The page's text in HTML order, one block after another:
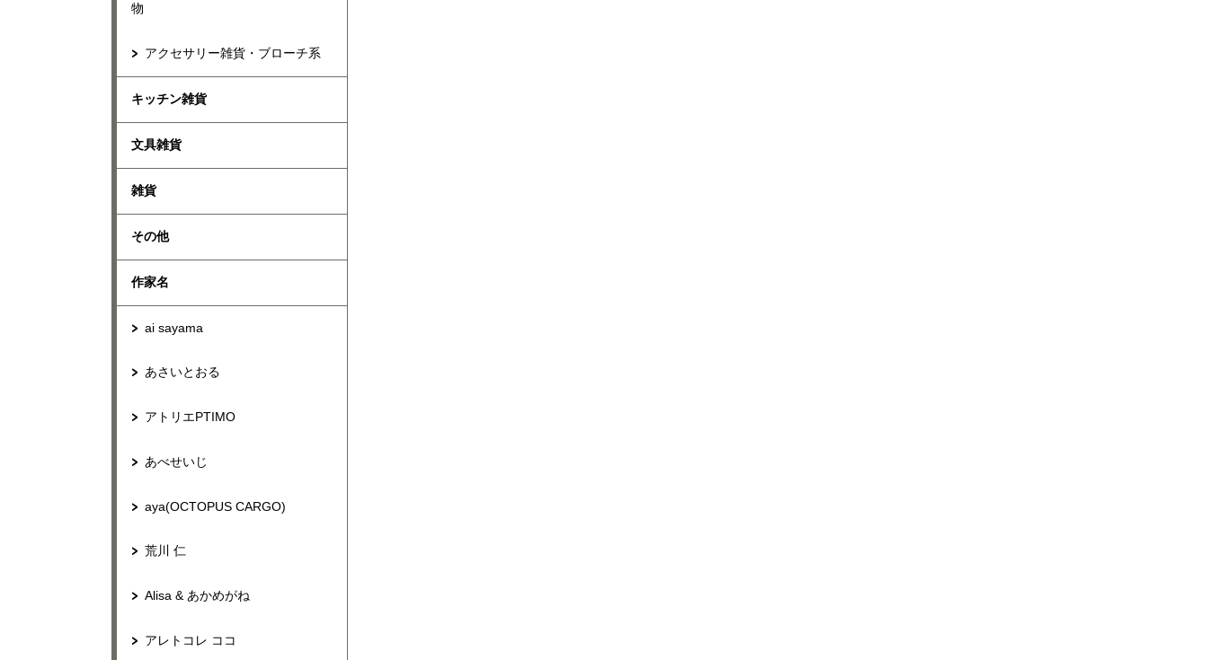
物
アクセサリー雑貨・ブローチ系
キッチン雑貨
文具雑貨
雑貨
その他
作家名
ai sayama
あさいとおる
アトリエPTIMO
あべせいじ
aya(OCTOPUS CARGO)
荒川 仁
Alisa & あかめがね
アレトコレ ココ